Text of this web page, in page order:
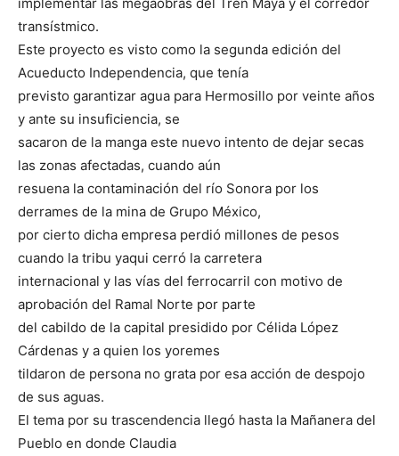
transístmico.
Este proyecto es visto como la segunda edición del
Acueducto Independencia, que tenía
previsto garantizar agua para Hermosillo por veinte años
y ante su insuficiencia, se
sacaron de la manga este nuevo intento de dejar secas
las zonas afectadas, cuando aún
resuena la contaminación del río Sonora por los
derrames de la mina de Grupo México,
por cierto dicha empresa perdió millones de pesos
cuando la tribu yaqui cerró la carretera
internacional y las vías del ferrocarril con motivo de
aprobación del Ramal Norte por parte
del cabildo de la capital presidido por Célida López
Cárdenas y a quien los yoremes
tildaron de persona no grata por esa acción de despojo
de sus aguas.
El tema por su trascendencia llegó hasta la Mañanera del
Pueblo en donde Claudia